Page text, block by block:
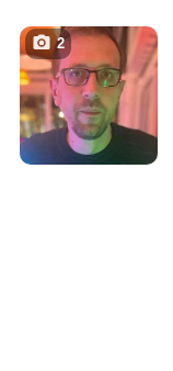
2